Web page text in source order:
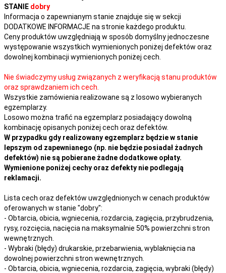
STANIE dobry
Informacja o zapewnianym stanie znajduje się w sekcji
DODATKOWE INFORMACJE na stronie każdego produktu.
Ceny produktów uwzględniają w sposób domyślny jednoczesne
występowanie wszystkich wymienionych poniżej defektów oraz
dowolnej kombinacji wymienionych poniżej cech.
Nie świadczymy usług związanych z weryfikacją stanu produktów
oraz sprawdzaniem ich cech.
Wszystkie zamówienia realizowane są z losowo wybieranych
egzemplarzy.
Losowo można trafić na egzemplarz posiadający dowolną
kombinację opisanych poniżej cech oraz defektów.
W przypadku gdy realizowany egzemplarz będzie w stanie
lepszym od zapewnianego (np. nie będzie posiadał żadnych
defektów) nie są pobierane żadne dodatkowe opłaty.
Wymienione poniżej cechy oraz defekty nie podlegają
reklamacji.
Lista cech oraz defektów uwzględnionych w cenach produktów
oferowanych w stanie "dobry":
- Obtarcia, obicia, wgniecenia, rozdarcia, zagięcia, przybrudzenia,
rysy, rozcięcia, nacięcia na maksymalnie 50% powierzchni stron
wewnętrznych.
- Wybraki (błędy) drukarskie, przebarwienia, wyblaknięcia na
dowolnej powierzchni stron wewnętrznych.
- Obtarcia, obicia, wgniecenia, rozdarcia, zagięcia, wybraki (błędy)